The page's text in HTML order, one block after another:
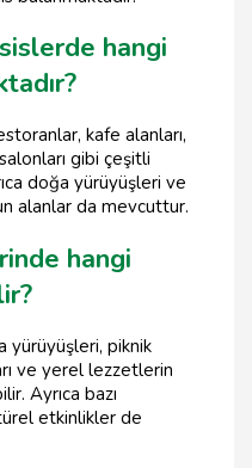
hangi
kafe alanları,
gibi çeşitli
doğa yürüyüşleri ve
alanlar da mevcuttur.
hangi
yürüyüşleri, piknik
ve yerel lezzetlerin
Ayrıca bazı
etkinlikler de